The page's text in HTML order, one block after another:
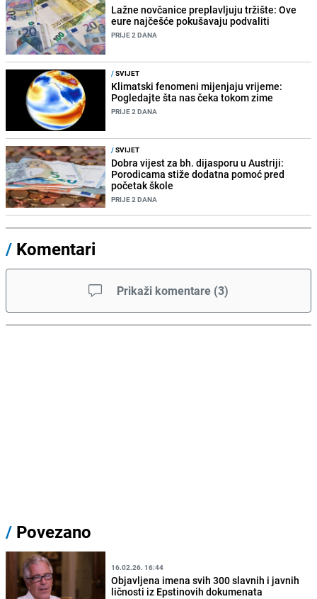
Lažne novčanice preplavljuju tržište: Ove
eure najčešće pokušavaju podvaliti
PRIJE 2 DANA
/SVIJET
Klimatski fenomeni mijenjaju vrijeme:
Pogledajte šta nas čeka tokom zime
PRIJE 2 DANA
/SVIJET
Dobra vijest za bh. dijasporu u Austriji:
Porodicama stiže dodatna pomoć pred
početak škole
PRIJE 2 DANA
/ Komentari
Prikaži komentare (3)
/ Povezano
16.02.26. 16:44
Objavljena imena svih 300 slavnih i javnih
ličnosti iz Epstinovih dokumenata